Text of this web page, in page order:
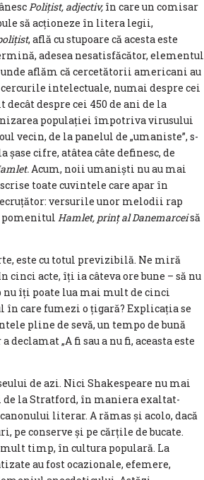
Polițist, adjectiv, în care un comisar
să acționeze în litera legii,
, află cu stupoare că acesta este
adesea nesatisfăcător, elementul
unde aflăm că cercetătorii americani au
cercurile intelectuale, numai despre cei
despre cei 450 de ani de la
populației împotriva virusului
vecin, de la panelul de „umaniste”, s-
cifre, atâtea câte definesc, de
Acum, noii umaniști nu au mai
toate cuvintele care apar în
versurile unor melodii rap
pomenitul Hamlet, prinț al Danemarceisă
este cu totul previzibilă. Ne miră
acte, îți ia câteva ore bune – să nu
nu îți poate lua mai mult de cinci
care fumezi o țigară? Explicația se
pline de sevă, un tempo de bună
„A fi sau a nu fi, aceasta este
de azi. Nici Shakespeare nu mai
de la Stratford, în maniera exaltat-
literar. A rămas și acolo, dacă
pe conserve și pe cărțile de bucate.
timp, în cultura populară. La
au fost ocazionale, efemere,